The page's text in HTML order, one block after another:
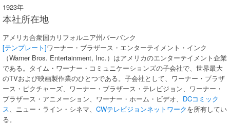
1923年
本社所在地
アメリカ合衆国カリフォルニア州バーバンク
[テンプレート]ワーナー・ブラザース・エンターテイメント・インク
（Warner Bros. Entertainment, Inc.）はアメリカのエンターテイメント企業
である。タイム・ワーナー・コミュニケーションズの子会社で、世界最大
のTVおよび映画製作業のひとつである。子会社として、ワーナー・ブラザ
ース・ピクチャーズ、ワーナー・ブラザース・テレビジョン、ワーナー・
ブラザース・アニメーション、ワーナー・ホーム・ビデオ、 DCコミック
ス、ニュー・ライン・シネマ、 CWテレビジョンネットワークを所有してい
る。